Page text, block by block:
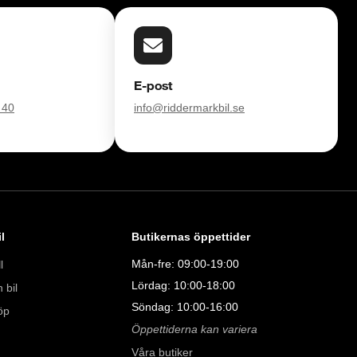
försvinner våra bilar snabbt! Ring oss idag för att reservera din
- 19:00
E-post
info@riddermarkbil.se
bil
Butikernas öppettider
Mån-fre: 09:00-19:00
Lördag: 10:00-18:00
Söndag: 10:00-16:00
Öppettiderna kan variera
Våra butiker